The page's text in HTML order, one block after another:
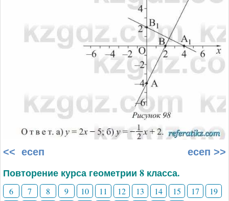
<< есеп есеп >>
Повторение курса геометрии 8 класса.
6 7 8 9 10 11 12 13 14 15 17
19